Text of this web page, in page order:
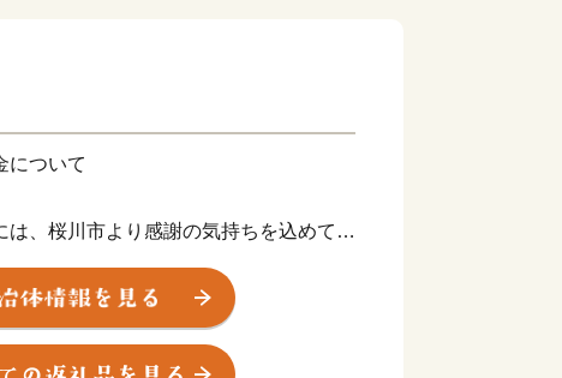
について
は、桜川市より感謝の気持ちを込めてお
いただける内容が異なりますので、下
程度かかることがあります。